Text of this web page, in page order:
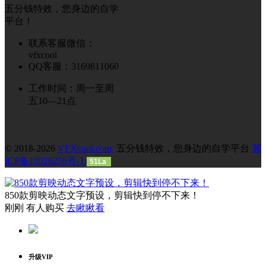
五分钱特效，您身边的自学
平台！
联系客服微信：
vfxcool
QQ客服：3169811060
工作时间：周一至周
五10—21点
© 2018-2026 VFXcool.com 五分钱特效，您身边的自学平台 冀
ICP备18026256号-1
51La
850款剪映动态文字预设，剪辑快到停不下来！
刚刚 有人购买 去瞅瞅看
升级VIP